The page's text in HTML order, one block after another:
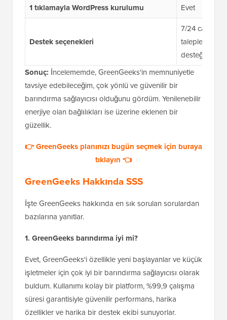
1 tıklamayla WordPress kurulumu
Evet
Destek seçenekleri
7/24 canlı
talepleri;
desteği
Sonuç: İncelememde, GreenGeeks'in memnuniyetle
tavsiye edebileceğim, çok yönlü ve güvenilir bir
barındırma sağlayıcısı olduğunu gördüm. Yenilenebilir
enerjiye olan bağlılıkları ise üzerine eklenen bir
güzellik.
👉 GreenGeeks planınızı bugün seçmek için buraya
tıklayın 👈
GreenGeeks Hakkında SSS
İşte GreenGeeks hakkında en sık sorulan sorulardan
bazılarına yanıtlar.
1. GreenGeeks barındırma iyi mi?
Evet, GreenGeeks'i özellikle yeni başlayanlar ve küçük
işletmeler için çok iyi bir barındırma sağlayıcısı olarak
buldum. Kullanımı kolay bir platform, %99,9 çalışma
süresi garantisiyle güvenilir performans, harika
özellikler ve harika bir destek ekibi sunuyorlar.